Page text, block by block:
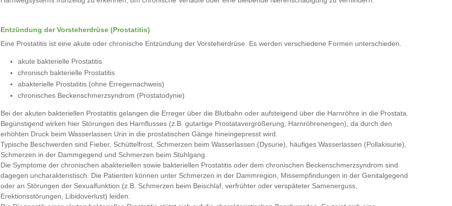
Entzündung der Vorsteherdrüse (Prostatitis)
Eine Prostatitis ist eine akute oder chronische Entzündung der Vorsteherdrüse. Es werden verschiedene Formen unterschieden.
akute bakterielle Prostatitis
chronisch bakterielle Prostatitis
abakterielle Prostatitis (ohne Erregernachweis)
chronisches Beckenschmerzsyndrom (Prostatodynie)
Bei der akuten bakteriellen Prostatitis gelangen die Erreger über die Blutbahn oder aufsteigend über die Harnröhre in die Prostata.
Begünstigend wirken hier Störungen des Harnflusses (z.B. gutartige Prostatavergrößerung, Harnröhrenengen), da durch den
erhöhten Druck beim Wasserlassen Urin in die prostatischen Gänge hineingepresst wird.
Typische Beschwerden sind Fieber, Schüttelfrost, Schmerzen beim Wasserlassen (Dysurie), häufiges Wasserlassen (Pollakisurie),
Schmerzen in der Dammgegend und Schmerzen beim Stuhlgang.
Die Symptome der chronischen abakteriellen sowie bakteriellen Prostatitis oder dem chronischen Beckenschmerzsyndrom sind
dagegen uncharakteristisch. Die Patienten können unter Schmerzen in der Dammregion, Missempfindungen in der Genitalgegend
oder an Störungen der Sexualfunktion (z.B. Schmerzen beim Beischlaf, verfrühter oder verspäteter Samenerguss,
Erektionsstörungen, Libidoverlust) leiden.